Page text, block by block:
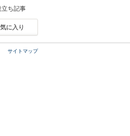
立ち記事
に入り
サイトマップ